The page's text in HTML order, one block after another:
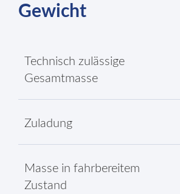
Gewicht
Technisch zulässige
Gesamtmasse
Zuladung
Masse in fahrbereitem
Zustand